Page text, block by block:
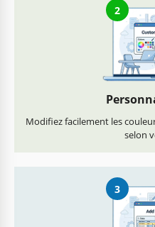
2
Modifiez facilement les
selon
3